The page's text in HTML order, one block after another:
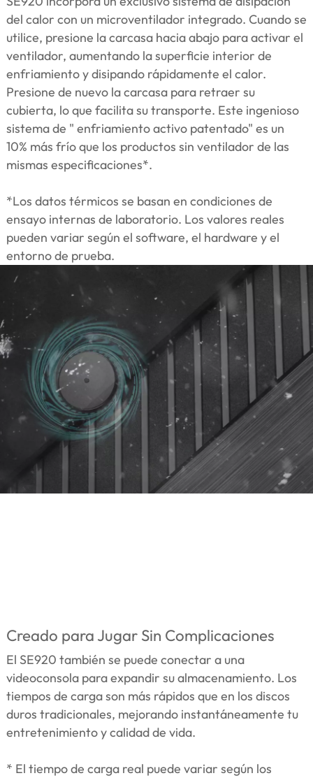
del calor con un microventilador integrado. Cuando se
utilice, presione la carcasa hacia abajo para activar el
ventilador, aumentando la superficie interior de
enfriamiento y disipando rápidamente el calor.
Presione de nuevo la carcasa para retraer su
cubierta, lo que facilita su transporte. Este ingenioso
sistema de " enfriamiento activo patentado" es un
10% más frío que los productos sin ventilador de las
mismas especificaciones*.
*Los datos térmicos se basan en condiciones de
ensayo internas de laboratorio. Los valores reales
pueden variar según el software, el hardware y el
entorno de prueba.
Creado para Jugar Sin Complicaciones
El SE920 también se puede conectar a una
videoconsola para expandir su almacenamiento. Los
tiempos de carga son más rápidos que en los discos
duros tradicionales, mejorando instantáneamente tu
entretenimiento y calidad de vida.
* El tiempo de carga real puede variar según los